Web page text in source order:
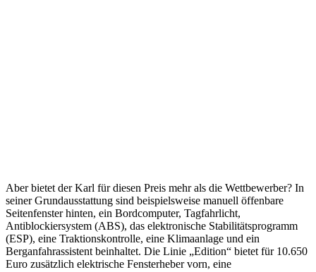
Aber bietet der Karl für diesen Preis mehr als die Wettbewerber? In
seiner Grundausstattung sind beispielsweise manuell öffenbare
Seitenfenster hinten, ein Bordcomputer, Tagfahrlicht,
Antiblockiersystem (ABS), das elektronische Stabilitätsprogramm
(ESP), eine Traktionskontrolle, eine Klimaanlage und ein
Berganfahrassistent beinhaltet. Die Linie „Edition“ bietet für 10.650
Euro zusätzlich elektrische Fensterheber vorn, eine